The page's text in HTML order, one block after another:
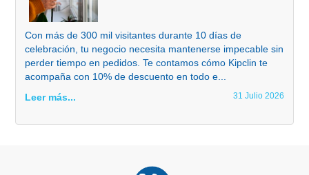
Con más de 300 mil visitantes durante 10 días de
celebración, tu negocio necesita mantenerse impecable sin
perder tiempo en pedidos. Te contamos cómo Kipclin te
acompaña con 10% de descuento en todo e...
Leer más...
31 Julio 2026